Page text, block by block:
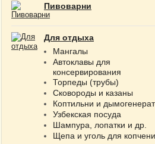
Пивоварни
Для отдыха
Мангалы
Автоклавы для
консервирования
Торпеды (трубы)
Сковороды и казаны
Коптильни и
Узбекская посуда
Шампура, лопатки и др.
Щепа и уголь для